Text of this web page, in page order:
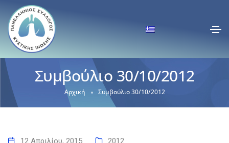
Συμβούλιο 30/10/2012
Αρχική Συμβούλιο 30/10/2012
12 Απριλίου, 2015 2012